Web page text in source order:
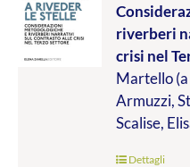
riverberi
crisi nel
Martello
Armuzzi,
Scalise,
Dettagli